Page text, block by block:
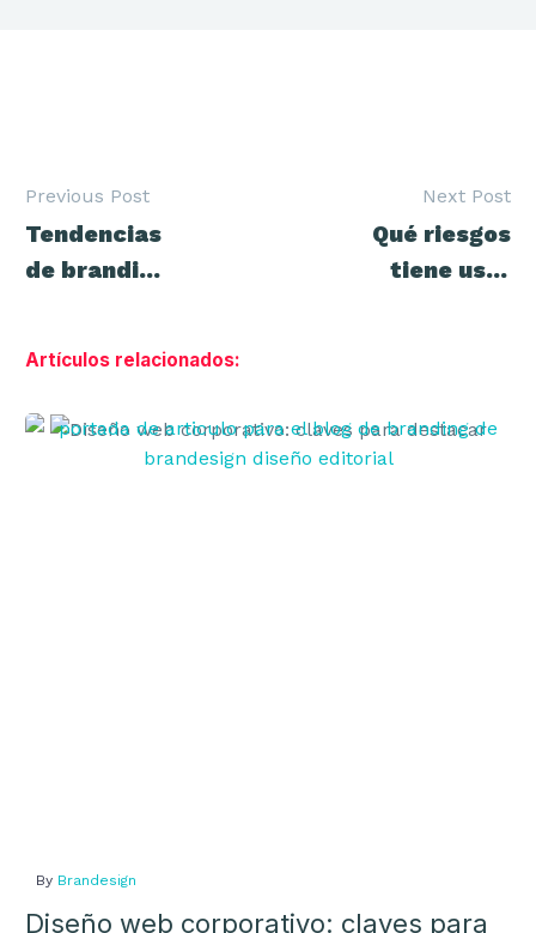
de
Previous Post
Tendencias
de branding
Next Post
Qué riesgos
tiene usar
Artículos relacionados:
Diseño
web
By Brandesign
Diseño web corporativo: claves para